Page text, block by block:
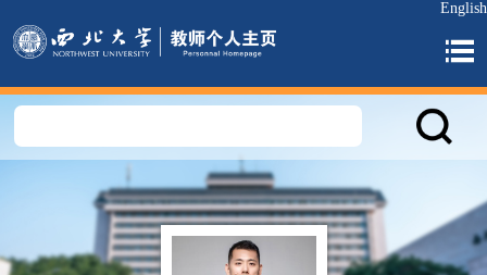
English